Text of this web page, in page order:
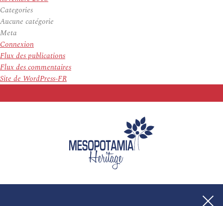
Categories
Aucune catégorie
Meta
Connexion
Flux des publications
Flux des commentaires
Site de WordPress-FR